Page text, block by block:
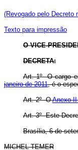
(Revogado pelo Decreto
Texto para impressão
O VICE-
DECRETA:
Art. 1ºO cargo
janeiro de 2011, é o
Art. 2ºOAnexo
Art. 3ºEste
Brasília, 6 de
MICHEL TEMER